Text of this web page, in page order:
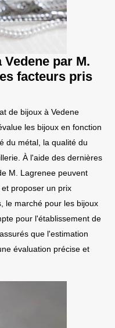
par M.
facteurs pris
de bijoux à Vedene
les bijoux en fonction
du métal, la qualité du
À l'aide des dernières
M. Lagrenee peuvent
proposer un prix
le marché pour les bijoux
pour l'établissement de
que l'estimation
évaluation précise et